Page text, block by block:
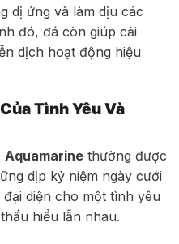
dị ứng và làm dịu các
đó, đá còn giúp cải
dịch hoạt động hiệu
Tình Yêu Và
Aquamarine thường được
dịp kỷ niệm ngày cưới
diện cho một tình yêu
hiểu lẫn nhau.